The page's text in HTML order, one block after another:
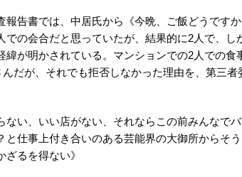
報告書では、中居氏から《今晩、ご飯どうです
での会合だと思っていたが、結果的に2人で、し
緯が明かされている。マンションでの2人での食
だが、それでも拒否しなかった理由を、第三者
ない、いい店がない、それならこの前みんなで
と仕事上付き合いのある芸能界の大御所からそ
るを得ない》